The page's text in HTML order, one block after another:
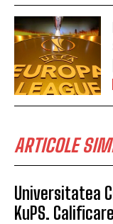
ARTICOLE
Universitatea
KuPS.